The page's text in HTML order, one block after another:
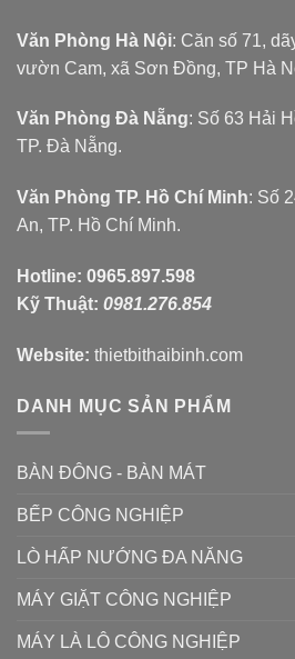
Văn Phòng Hà Nội: Căn số 71,
vườn Cam, xã Sơn Đồng, TP Hà
Văn Phòng Đà Nẵng: Số 63 Hải
TP. Đà Nẵng.
Văn Phòng TP. Hồ Chí Minh: Số
An, TP. Hồ Chí Minh.
Hotline: 0965.897.598
Kỹ Thuật: 0981.276.854
Website: thietbithaibinh.com
DANH MỤC SẢN PHẨM
BÀN ĐÔNG - BÀN MÁT
BẾP CÔNG NGHIỆP
LÒ HẤP NƯỚNG ĐA NĂNG
MÁY GIẶT CÔNG NGHIỆP
MÁY LÀ LÔ CÔNG NGHIỆP